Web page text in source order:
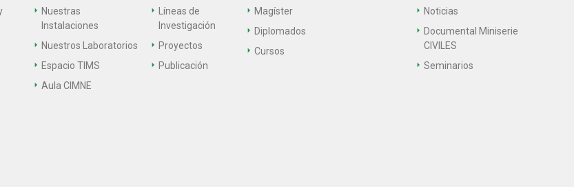
Nuestras
Instalaciones
Nuestros Laboratorios
Espacio TIMS
Aula CIMNE
Líneas de
Investigación
Proyectos
Publicación
Magíster
Diplomados
Cursos
Noticias
Documental Miniserie
CIVILES
Seminarios